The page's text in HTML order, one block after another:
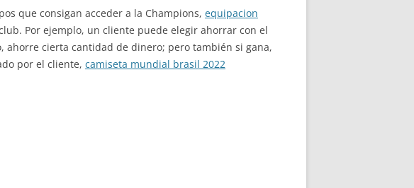
que consigan acceder a la Champions, equipacion
Por ejemplo, un cliente puede elegir ahorrar con el
ahorre cierta cantidad de dinero; pero también si gana,
por el cliente, camiseta mundial brasil 2022